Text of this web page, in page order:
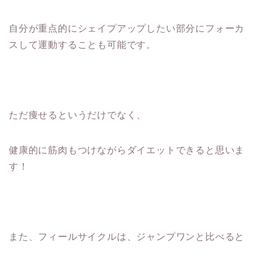
自分が重点的にシェイプアップしたい部分にフォーカ
スして運動することも可能です。
ただ痩せるというだけでなく、
健康的に筋肉もつけながらダイエットできると思いま
す！
また、フィールサイクルは、ジャンプワンと比べると